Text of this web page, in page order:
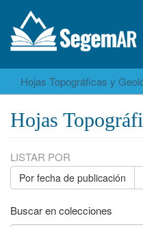
Hojas Topográficas y
Hojas
LISTAR POR
Por fecha de publicación
Buscar en colecciones